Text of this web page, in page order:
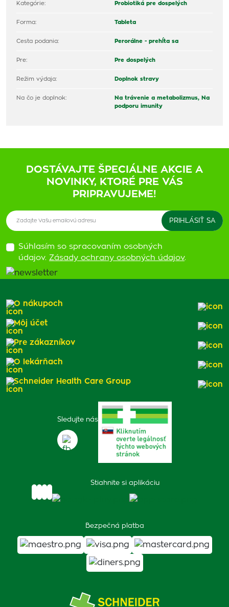
Kategórie: Probiotiká pre dospelých
Forma: Tableta
Cesta podania: Perorálne - prehĺta sa
Pre: Pre dospelých
Režim výdaja: Doplnok stravy
Na čo je doplnok: Na trávenie a metabolizmus, Na
podporu imunity
DOSTÁVAJTE ŠPECIÁLNE AKCIE A
NOVINKY, KTORÉ PRE VÁS
PRIPRAVUJEME!
Súhlasím so spracovaním osobných
údajov. Zásady ochrany osobných údajov.
Sledujte nás
Stiahnite si aplikáciu
Bezpečná platba
O nákupoch
Môj účet
Pre zákazníkov
O lekárňach
Schneider Health Care Group